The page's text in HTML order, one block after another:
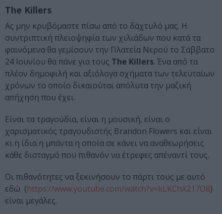
The Killers
Ας μην κρυβόμαστε πίσω από το δάχτυλό μας. Η
συντριπτική πλειοψηφία των χιλιάδων που κατά τα
φαινόμενα θα γεμίσουν την Πλατεία Νερού το Σάββατο
24 Ιουνίου θα πάνε για τους The Killers. Ένα από τα
πλέον δημοφιλή και αξιόλογα σχήματα των τελευταίων
χρόνων το οποίο δικαιούται απόλυτα την μαζική
απήχηση που έχει.
Είναι τα τραγούδια, είναι η μουσική, είναι ο
χαρισματικός τραγουδιστής Brandon Flowers και είναι
κι η ίδια η μπάντα η οποία σε κάνει να αναθεωρήσεις
κάθε δισταγμό που πιθανόν να έτρεφες απέναντί τους.
Οι πιθανότητες να ξεκινήσουν το πάρτι τους με αυτό
εδώ (https://www.youtube.com/watch?v=kLKChX217O8)
είναι μεγάλες.